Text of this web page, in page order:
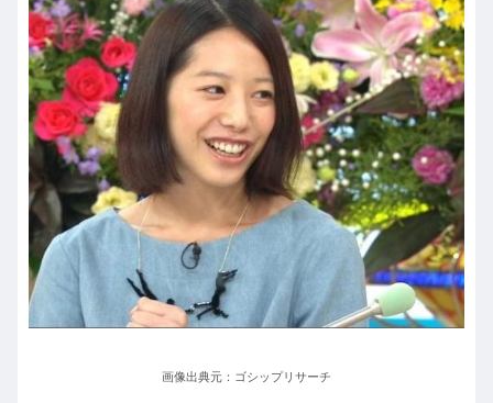
画像出典元：ゴシップリサーチ